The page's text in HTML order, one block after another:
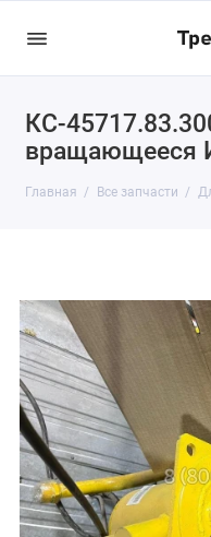
КС-
вращающееся
Главная Все запчасти